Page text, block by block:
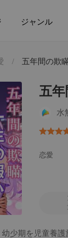
ジャンル
/ 五年間の欺
五
水
恋愛
少期を児童養